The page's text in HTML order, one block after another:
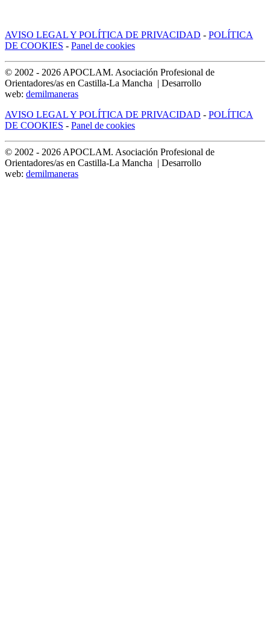
AVISO LEGAL Y POLÍTICA DE PRIVACIDAD - POLÍTICA
DE COOKIES - Panel de cookies
© 2002 - 2026 APOCLAM. Asociación Profesional de
Orientadores/as en Castilla-La Mancha | Desarrollo
web: demilmaneras
AVISO LEGAL Y POLÍTICA DE PRIVACIDAD - POLÍTICA
DE COOKIES - Panel de cookies
© 2002 - 2026 APOCLAM. Asociación Profesional de
Orientadores/as en Castilla-La Mancha | Desarrollo
web: demilmaneras